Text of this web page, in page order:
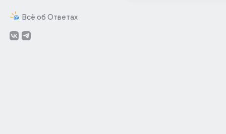
Всё об Ответах